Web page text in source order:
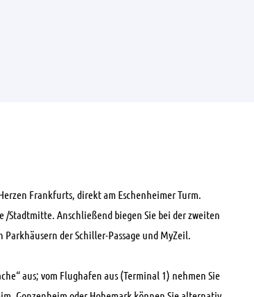
Frankfurts, direkt am Eschenheimer Turm.
Stadtmitte. Anschließend biegen Sie bei der zweiten
der Schiller-Passage und MyZeil.
aus; vom Flughafen aus (Terminal 1) nehmen Sie